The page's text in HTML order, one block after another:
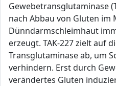
Gewebetransglutaminase
nach Abbau von Gluten im
Dünndarmschleimhaut
erzeugt. TAK-227 zielt auf
Transglutaminase ab, um
verhindern. Erst durch
verändertes Gluten